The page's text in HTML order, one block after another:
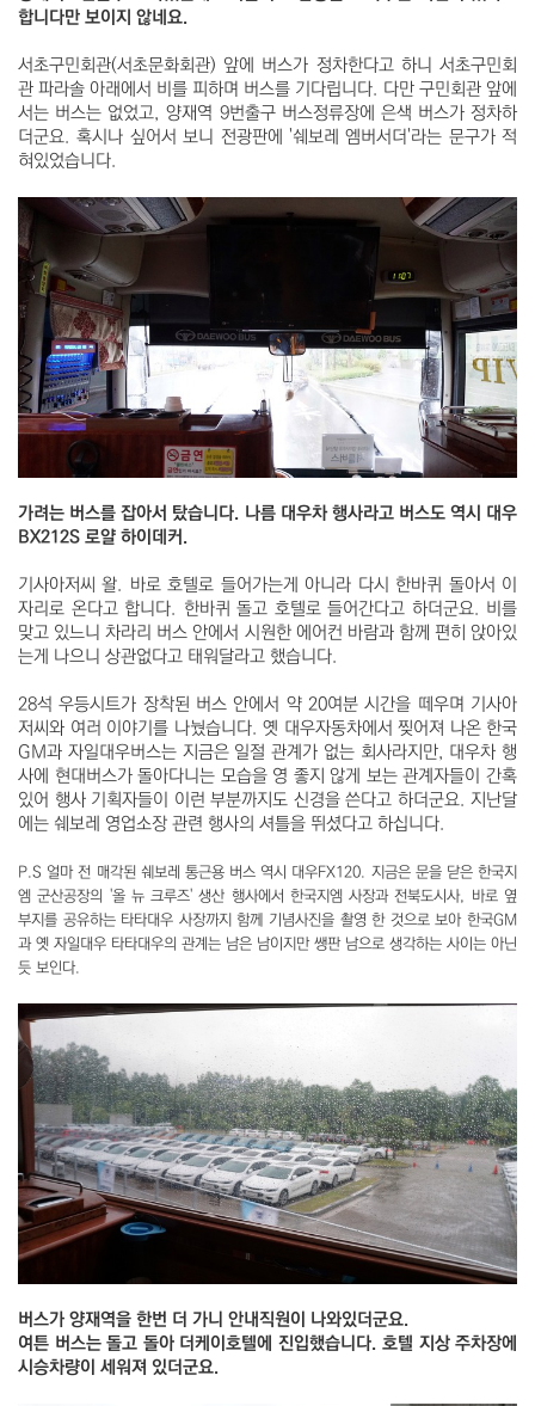
합니다만 보이지 않네요.
서초구민회관(서초문화회관) 앞에 버스가 정차한다고 하니 서초구민회
관 파라솔 아래에서 비를 피하며 버스를 기다립니다. 다만 구민회관 앞에
서는 버스는 없었고, 양재역 9번출구 버스정류장에 은색 버스가 정차하
더군요. 혹시나 싶어서 보니 전광판에 '쉐보레 엠버서더'라는 문구가 적
혀있었습니다.
가려는 버스를 잡아서 탔습니다. 나름 대우차 행사라고 버스도 역시 대우
BX212S 로얄 하이데커.
기사아저씨 왈. 바로 호텔로 들어가는게 아니라 다시 한바퀴 돌아서 이
자리로 온다고 합니다. 한바퀴 돌고 호텔로 들어간다고 하더군요. 비를
맞고 있느니 차라리 버스 안에서 시원한 에어컨 바람과 함께 편히 앉아있
는게 나으니 상관없다고 태워달라고 했습니다.
28석 우등시트가 장착된 버스 안에서 약 20여분 시간을 떼우며 기사아
저씨와 여러 이야기를 나눴습니다. 옛 대우자동차에서 찢어져 나온 한국
GM과 자일대우버스는 지금은 일절 관계가 없는 회사라지만, 대우차 행
사에 현대버스가 돌아다니는 모습을 영 좋지 않게 보는 관계자들이 간혹
있어 행사 기획자들이 이런 부분까지도 신경을 쓴다고 하더군요. 지난달
에는 쉐보레 영업소장 관련 행사의 셔틀을 뛰셨다고 하십니다.
P.S 얼마 전 매각된 쉐보레 통근용 버스 역시 대우FX120. 지금은 문을 닫은 한국지
엠 군산공장의 '올 뉴 크루즈' 생산 행사에서 한국지엠 사장과 전북도시사, 바로 옆
부지를 공유하는 타타대우 사장까지 함께 기념사진을 촬영 한 것으로 보아 한국GM
과 옛 자일대우 타타대우의 관계는 남은 남이지만 쌩판 남으로 생각하는 사이는 아닌
듯 보인다.
버스가 양재역을 한번 더 가니 안내직원이 나와있더군요.
여튼 버스는 돌고 돌아 더케이호텔에 진입했습니다. 호텔 지상 주차장에
시승차량이 세워져 있더군요.